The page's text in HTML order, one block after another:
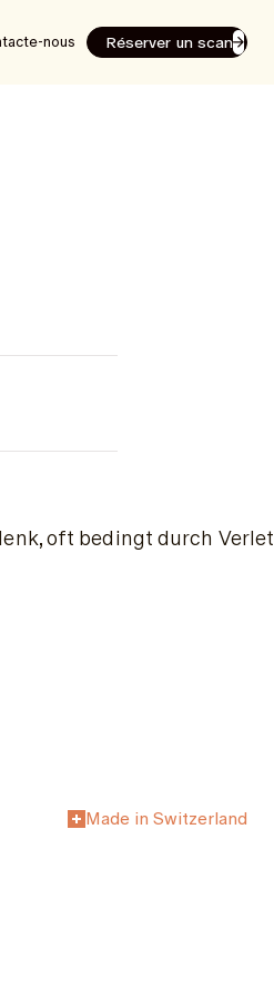
nous Réserver un scan
oft bedingt durch
Made in Switzerland